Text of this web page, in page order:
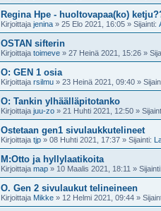
Regina Hpe - huoltovapaa(ko)
Kirjoittaja jenina » 25 Elo 2021, 16:05 » Sijainti:
OSTAN sifterin
Kirjoittaja toimeve » 27 Heinä 2021, 15:26 »
O: GEN 1 osia
Kirjoittaja rsilmu » 23 Heinä 2021, 09:40 »
O: Tankin ylhäälläpitotanko
Kirjoittaja juu-zo » 21 Huhti 2021, 12:50 »
Ostetaan gen1 sivulaukkutelineet
Kirjoittaja tjp » 08 Huhti 2021, 17:37 » Sijainti:
M:Otto ja hyllylaatikoita
Kirjoittaja map » 10 Maalis 2021, 18:11 » Sijainti:
O. Gen 2 sivulaukut telineineen
Kirjoittaja Mikke » 12 Helmi 2021, 09:44 »